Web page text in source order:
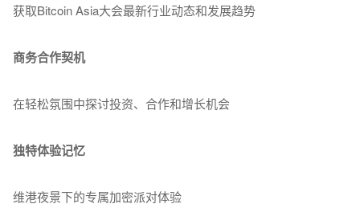
获取Bitcoin Asia大会最新行业动态和发展趋势
商务合作契机
在轻松氛围中探讨投资、合作和增长机会
独特体验记忆
维港夜景下的专属加密派对体验